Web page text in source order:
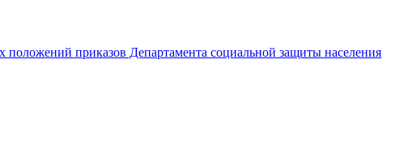
приказов Департамента социальной защиты населения